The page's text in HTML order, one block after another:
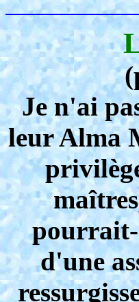
Je n'ai
leur Alma
pourrait-
d'une